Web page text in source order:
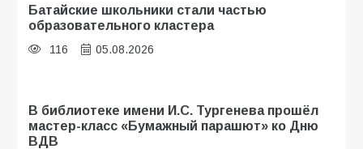
Батайские школьники стали частью
образовательного кластера
116 05.08.2026
В библиотеке имени И.С. Тургенева прошёл
мастер-класс «Бумажный парашют» ко Дню
ВДВ